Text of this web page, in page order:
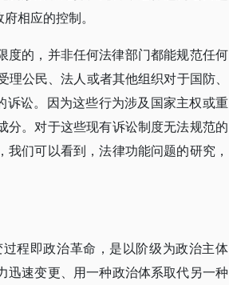
相应的控制。
度的，并非任何法律部门都能规范任何
公民、法人或者其他组织对于国防、
诉讼。因为这些行为涉及国家主权或重
分。对于这些现有诉讼制度无法规范的
们可以看到，法律功能问题的研究，
程即政治革命，是以阶级为政治主体
迅速变更、用一种政治体系取代另一种